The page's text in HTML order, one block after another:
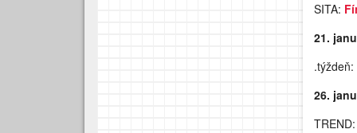
SITA:
21.
.týždeň:
26.